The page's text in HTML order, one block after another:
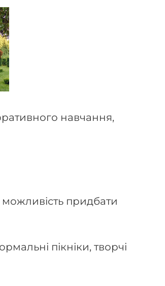
навчання,
можливість придбати
пікніки, творчі